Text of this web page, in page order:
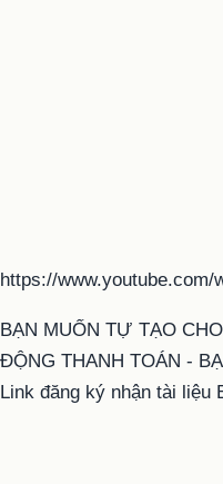
https://www.youtube.com/
BẠN MUỐN TỰ TẠO
ĐỘNG THANH TOÁN -
Link đăng ký nhận tài liệu